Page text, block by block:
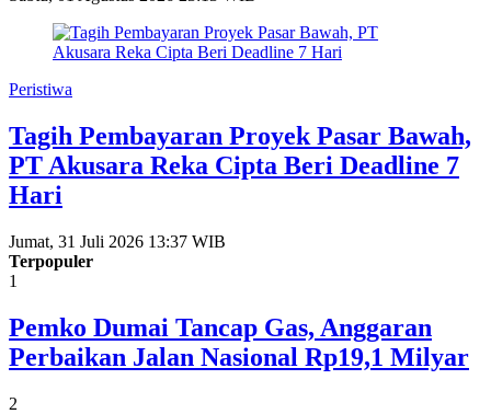
Peristiwa
Tagih Pembayaran Proyek Pasar Bawah,
PT Akusara Reka Cipta Beri Deadline 7
Hari
Jumat, 31 Juli 2026 13:37 WIB
Terpopuler
1
Pemko Dumai Tancap Gas, Anggaran
Perbaikan Jalan Nasional Rp19,1 Milyar
2